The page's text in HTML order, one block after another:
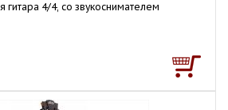
гитара 4/4, со звукоснимателем